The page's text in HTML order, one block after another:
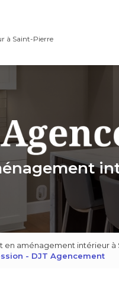
à Saint-Pierre
en aménagement intérieur à
- DJT Agencement